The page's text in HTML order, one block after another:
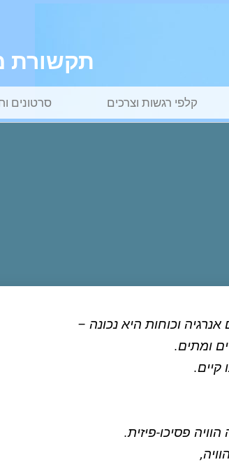
תקשורת
קלפי רגשות וצרכים סרטונים
וכוחות היא נכונה –
ומתים.
קיים.
פסיכו-פיזית.